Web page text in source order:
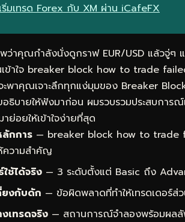
เริ่มเทรด Forex กับ XM ผ่าน iCafeFX
ว่าคุณกำลังนั่งดูกราฟ EUR/USD แล้วจู่ๆ
เข้าใจ breaker block how to trade
ะพาคุณเจาะลึกทุกแง่มุมของ Breaker
อธิบายให้ฟังมาก่อน ผมรวบรวมประสบกา
าย่อยให้เข้าใจง่ายที่สุด
ลักการ — breaker block how to trade
ความสำคัญ
ช้ได้จริง — 3 ระดับตั้งแต่ Basic ถึง
ยงกับดัก — ข้อผิดพลาดที่ทำให้เทรดเดอร์ส่
เทรดจริง — สถานการณ์จำลองพร้อมผล